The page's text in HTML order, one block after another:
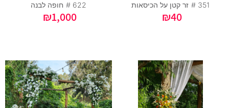
351 # זר קטן על הכיסאות
₪40
622 # חופה לבנה
₪1,000